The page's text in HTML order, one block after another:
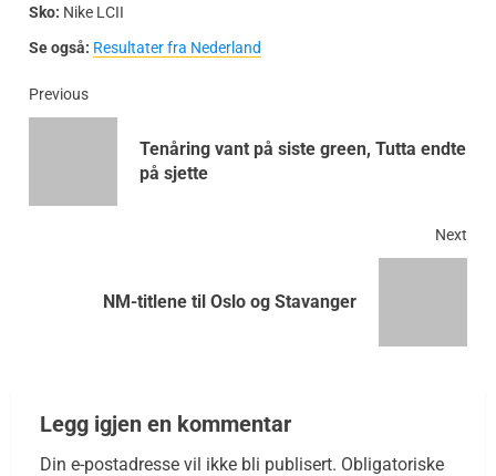
Sko: Nike LCII
Se også: Resultater fra Nederland
Previous
Tenåring vant på siste green, Tutta endte
på sjette
Next
NM-titlene til Oslo og Stavanger
Legg igjen en kommentar
Din e-postadresse vil ikke bli publisert. Obligatoriske